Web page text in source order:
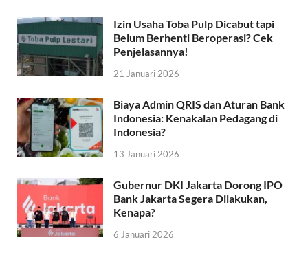
Izin Usaha Toba Pulp Dicabut tapi
Belum Berhenti Beroperasi? Cek
Penjelasannya!
21 Januari 2026
Biaya Admin QRIS dan Aturan Bank
Indonesia: Kenakalan Pedagang di
Indonesia?
13 Januari 2026
Gubernur DKI Jakarta Dorong IPO
Bank Jakarta Segera Dilakukan,
Kenapa?
6 Januari 2026